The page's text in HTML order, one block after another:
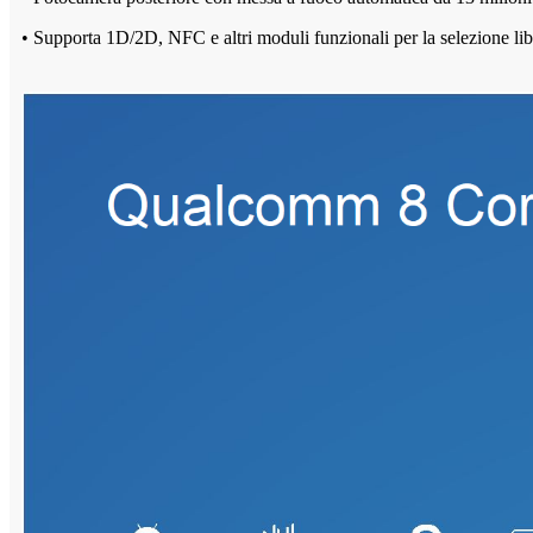
• Supporta 1D/2D, NFC e altri moduli funzionali per la selezione